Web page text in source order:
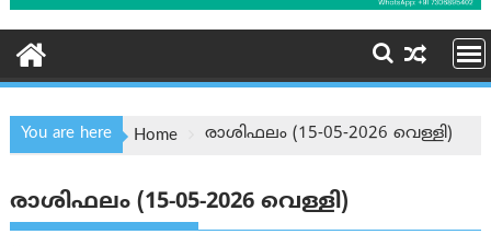
You are here Home രാശിഫലം (15-05-2026 വെള്ളി)
രാശിഫലം (15-05-2026 വെള്ളി)